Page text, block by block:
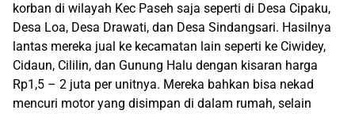
korban di wilayah Kec Paseh saja seperti di Desa Cipaku,
Desa Loa, Desa Drawati, dan Desa Sindangsari. Hasilnya
lantas mereka jual ke kecamatan lain seperti ke Ciwidey,
Cidaun, Cililin, dan Gunung Halu dengan kisaran harga
Rp1,5 – 2 juta per unitnya. Mereka bahkan bisa nekad
mencuri motor yang disimpan di dalam rumah, selain